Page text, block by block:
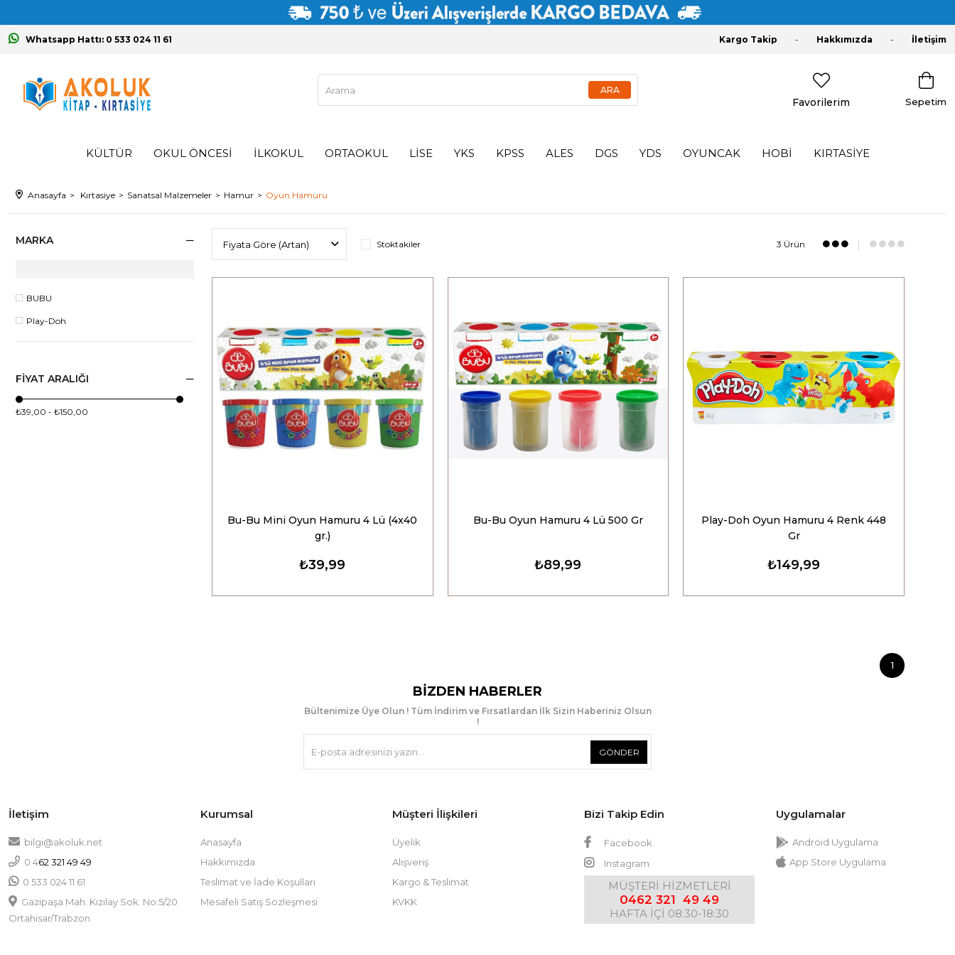
Whatsapp Hattı: 0 533 024 11 61 Kargo Takip Hakkımızda İletişim
Sepetim
Favorilerim
KÜLTÜR OKUL ÖNCESİ İLKOKUL ORTAOKUL LİSE YKS KPSS ALES DGS YDS OYUNCAK HOBİ KIRTASİYE
Anasayfa Kırtasiye Sanatsal Malzemeler Hamur Oyun Hamuru
MARKA
BUBU
Play-Doh
FIYAT ARALIĞI
₺39,00 - ₺150,00
Stoktakiler 3 Ürün
Bu-Bu Mini Oyun Hamuru 4 Lü (4x40
gr.)
₺39,99
Bu-Bu Oyun Hamuru 4 Lü 500 Gr
₺89,99
Play-Doh Oyun Hamuru 4 Renk 448
Gr
₺149,99
1
BIZDEN HABERLER
Bültenimize Üye Olun ! Tüm İndirim ve Fırsatlardan İlk Sizin Haberiniz Olsun
!
GÖNDER
İletişim
bilgi@akoluk.net
0 462 321 49 49
0 533 024 11 61
Gazipaşa Mah. Kızılay Sok. No:5/20
Ortahisar/Trabzon
Kurumsal
Anasayfa
Hakkımızda
Teslimat ve İade Koşulları
Mesafeli Satış Sözleşmesi
Müşteri İlişkileri
Üyelik
Alışveriş
Kargo & Teslimat
KVKK
Bizi Takip Edin
Facebook
Instagram
MÜŞTERİ HİZMETLERİ
0462 321 49 49
HAFTA İÇİ 08:30-18:30
Uygulamalar
Android Uygulama
App Store Uygulama